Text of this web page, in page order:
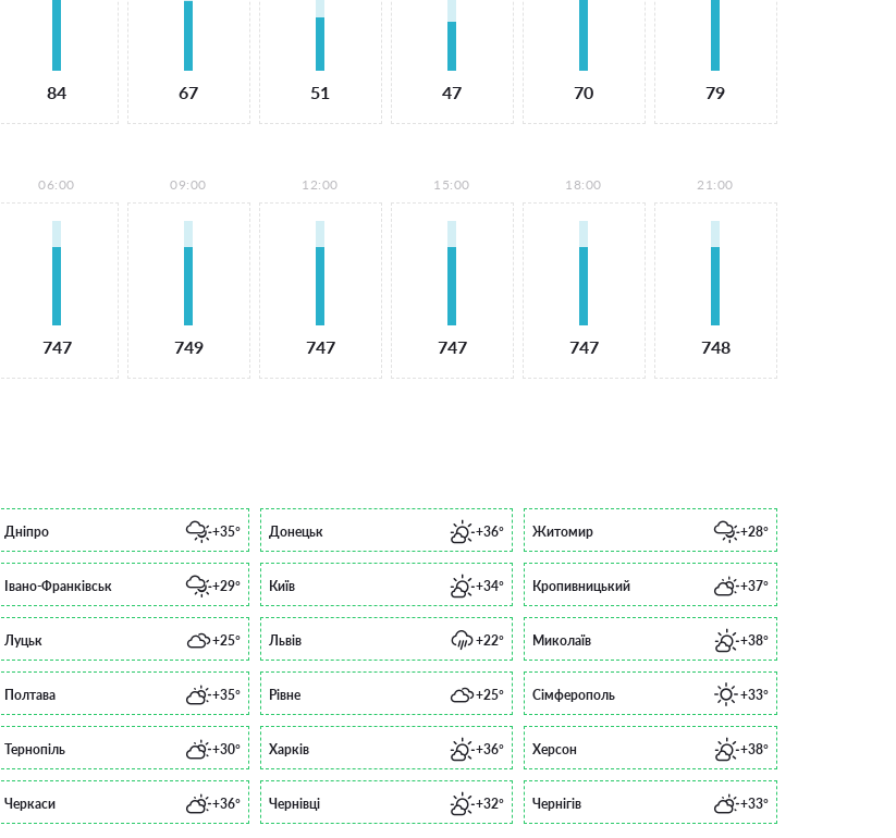
84 67 51 47 70 79
06:00
747
09:00
749
12:00
747
15:00
747
18:00
747
21:00
748
Дніпро +35° Донецьк +36° Житомир +28°
Івано-Франківськ +29° Київ +34° Кропивницький +37°
Луцьк +25° Львів +22° Миколаїв +38°
Полтава +35° Рівне +25° Сімферополь +33°
Тернопіль +30° Харків +36° Херсон +38°
Черкаси +36° Чернівці +32° Чернігів +33°